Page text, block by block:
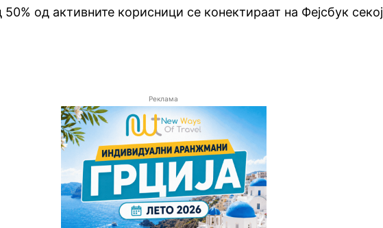
од активните корисници се конектираат на Фејсбук секој
Реклама